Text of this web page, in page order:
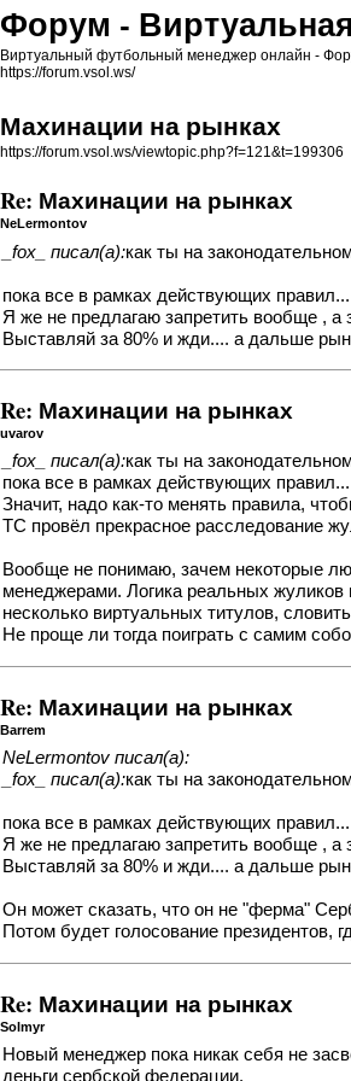
Форум -
Виртуальный футбольный менеджер онлайн -
https://forum.vsol.ws/
Махинации на рынках
https://forum.vsol.ws/viewtopic.php?f=121&t=199306
Re: Махинации на рынках
NeLermontov
_fox_ писал(а):как ты на
пока все в рамках действующих правил...
Я же не предлагаю запретить вообще , а
Выставляй за 80% и жди.... а дальше
Re: Махинации на рынках
uvarov
_fox_ писал(а):как ты на
пока все в рамках действующих правил...
Значит, надо как-то менять правила,
ТС провёл прекрасное расследование
Вообще не понимаю, зачем некоторые
менеджерами. Логика реальных жуликов
несколько виртуальных титулов,
Не проще ли тогда поиграть с самим
Re: Махинации на рынках
Barrem
NeLermontov писал(а):
_fox_ писал(а):как ты на
пока все в рамках действующих правил...
Я же не предлагаю запретить вообще , а
Выставляй за 80% и жди.... а дальше
Он может сказать, что он не "ферма"
Потом будет голосование президентов,
Re: Махинации на рынках
Solmyr
Новый менеджер пока никак себя не
деньги сербской федерации.